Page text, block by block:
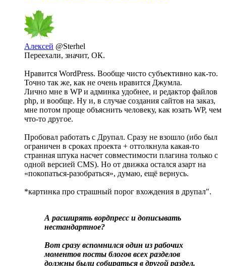
Алексей @Sterhel
Переехали, значит, ОК.
Нравится WordPress. Вообще чисто субъективно как-то.
Точно так же, как не очень нравится Джумла.
Лично мне в WP и админка удобнее, и редактор файлов
php, и вообще. Ну и, в случае создания сайтов на заказ,
мне потом проще объяснить человеку, как юзать WP, чем
что-то другое.
Пробовал работать с Друпал. Сразу не взошло (ибо был
ограничен в сроках проекта + оттолкнула какая-то
странная штука насчет совместимости плагина только с
одной версией CMS). Но от движка остался азарт на
«покопаться-разобраться», думаю, ещё вернусь.
*картинка про страшный порог вхождения в друпал".
А расширять вордпресс и дописывать
нестандартное?
Вот сразу вспомнился один из рабочих
моментов посты блогов всех разделов
должны были собираться в другой раздел.